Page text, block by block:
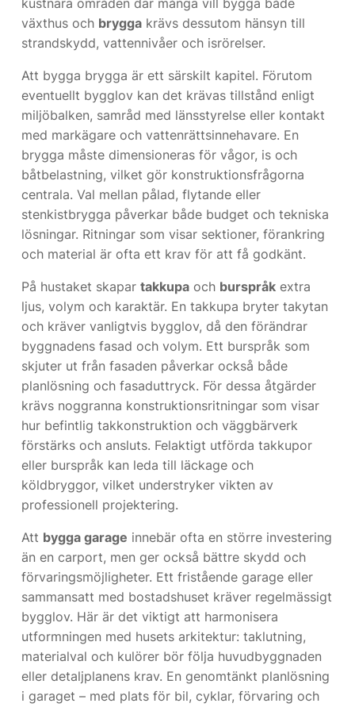
kustnära områden där många vill bygga både
växthus och brygga krävs dessutom hänsyn till
strandskydd, vattennivåer och isrörelser.
Att bygga brygga är ett särskilt kapitel. Förutom
eventuellt bygglov kan det krävas tillstånd enligt
miljöbalken, samråd med länsstyrelse eller kontakt
med markägare och vattenrättsinnehavare. En
brygga måste dimensioneras för vågor, is och
båtbelastning, vilket gör konstruktionsfrågorna
centrala. Val mellan pålad, flytande eller
stenkistbrygga påverkar både budget och tekniska
lösningar. Ritningar som visar sektioner, förankring
och material är ofta ett krav för att få godkänt.
På hustaket skapar takkupa och burspråk extra
ljus, volym och karaktär. En takkupa bryter takytan
och kräver vanligtvis bygglov, då den förändrar
byggnadens fasad och volym. Ett burspråk som
skjuter ut från fasaden påverkar också både
planlösning och fasaduttryck. För dessa åtgärder
krävs noggranna konstruktionsritningar som visar
hur befintlig takkonstruktion och väggbärverk
förstärks och ansluts. Felaktigt utförda takkupor
eller burspråk kan leda till läckage och
köldbryggor, vilket understryker vikten av
professionell projektering.
Att bygga garage innebär ofta en större investering
än en carport, men ger också bättre skydd och
förvaringsmöjligheter. Ett fristående garage eller
sammansatt med bostadshuset kräver regelmässigt
bygglov. Här är det viktigt att harmonisera
utformningen med husets arkitektur: taklutning,
materialval och kulörer bör följa huvudbyggnaden
eller detaljplanens krav. En genomtänkt planlösning
i garaget – med plats för bil, cyklar, förvaring och